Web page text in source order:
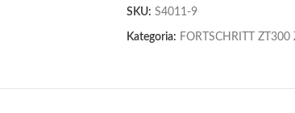
SKU: S4011-9
Kategoria: FORTSCHRITT ZT300